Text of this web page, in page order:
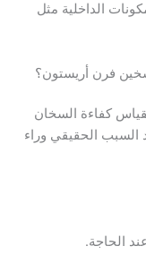
الداخلية مثل
فرن أريستون؟
كفاءة السخان
السبب الحقيقي وراء
الحاجة.